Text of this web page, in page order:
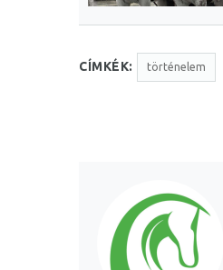
CÍMKÉK: történelem